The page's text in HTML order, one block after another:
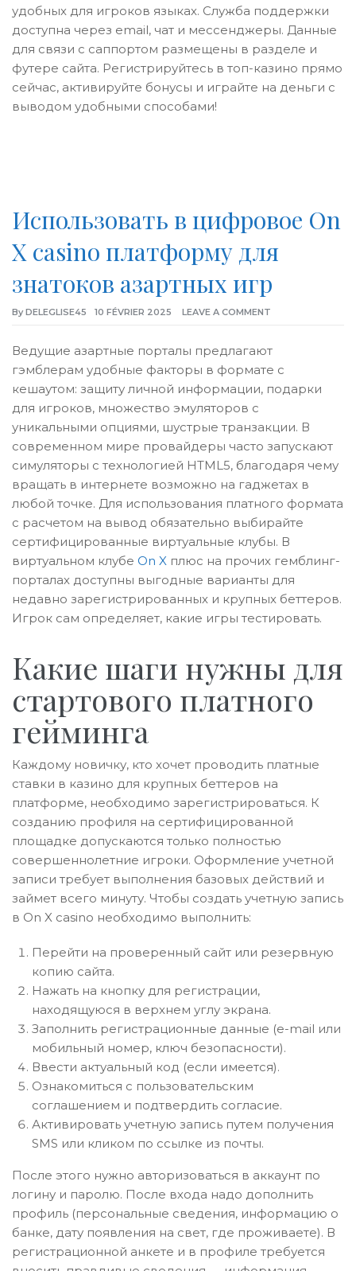
удобных для игроков языках. Служба поддержки
доступна через email, чат и мессенджеры. Данные
для связи с саппортом размещены в разделе и
футере сайта. Регистрируйтесь в топ-казино прямо
сейчас, активируйте бонусы и играйте на деньги с
выводом удобными способами!
Использовать в цифровое On
X casino платформу для
знатоков азартных игр
By DELEGLISE45 10 FÉVRIER 2025 LEAVE A COMMENT
Ведущие азартные порталы предлагают
гэмблерам удобные факторы в формате с
кешаутом: защиту личной информации, подарки
для игроков, множество эмуляторов с
уникальными опциями, шустрые транзакции. В
современном мире провайдеры часто запускают
симуляторы с технологией HTML5, благодаря чему
вращать в интернете возможно на гаджетах в
любой точке. Для использования платного формата
с расчетом на вывод обязательно выбирайте
сертифицированные виртуальные клубы. В
виртуальном клубе On X плюс на прочих гемблинг-
порталах доступны выгодные варианты для
недавно зарегистрированных и крупных беттеров.
Игрок сам определяет, какие игры тестировать.
Какие шаги нужны для
стартового платного
гейминга
Каждому новичку, кто хочет проводить платные
ставки в казино для крупных беттеров на
платформе, необходимо зарегистрироваться. К
созданию профиля на сертифицированной
площадке допускаются только полностью
совершеннолетние игроки. Оформление учетной
записи требует выполнения базовых действий и
займет всего минуту. Чтобы создать учетную запись
в On X casino необходимо выполнить:
Перейти на проверенный сайт или резервную
копию сайта.
Нажать на кнопку для регистрации,
находящуюся в верхнем углу экрана.
Заполнить регистрационные данные (e-mail или
мобильный номер, ключ безопасности).
Ввести актуальный код (если имеется).
Ознакомиться с пользовательским
соглашением и подтвердить согласие.
Активировать учетную запись путем получения
SMS или кликом по ссылке из почты.
После этого нужно авторизоваться в аккаунт по
логину и паролю. После входа надо дополнить
профиль (персональные сведения, информацию о
банке, дату появления на свет, где проживаете). В
регистрационной анкете и в профиле требуется